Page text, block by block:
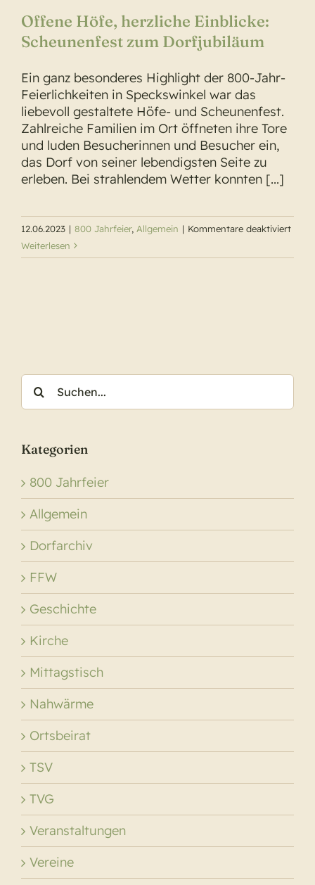
Offene Höfe, herzliche Einblicke:
Scheunenfest zum Dorfjubiläum
Ein ganz besonderes Highlight der 800-Jahr-
Feierlichkeiten in Speckswinkel war das
liebevoll gestaltete Höfe- und Scheunenfest.
Zahlreiche Familien im Ort öffneten ihre Tore
und luden Besucherinnen und Besucher ein,
das Dorf von seiner lebendigsten Seite zu
erleben. Bei strahlendem Wetter konnten [...]
12.06.2023 | 800 Jahrfeier, Allgemein | Kommentare deaktiviertfür
Höfe,
Weiterlesen
Suche
nach:
Kategorien
800 Jahrfeier
Allgemein
Dorfarchiv
FFW
Geschichte
Kirche
Mittagstisch
Nahwärme
Ortsbeirat
TSV
TVG
Veranstaltungen
Vereine